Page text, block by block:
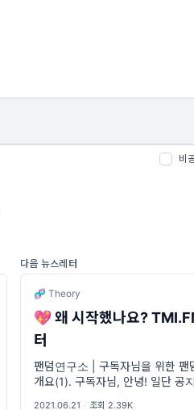
비
다음 뉴스레터
🧬 Theory
💖 왜 시작했나요?
터
팬덤연구소 | 구독자님을 위한 팬
개요(1). 구독자님, 안녕! 일단 공
2021.06.21 · 조회 2.39K